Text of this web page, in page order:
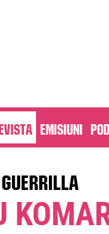
Emisiuni